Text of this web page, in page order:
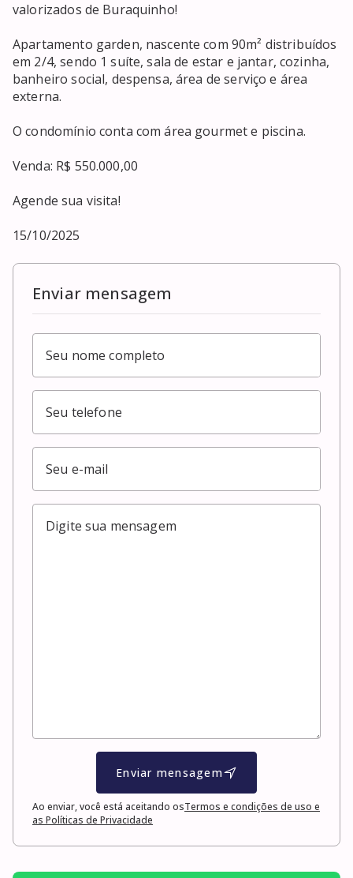
valorizados de Buraquinho!
Apartamento garden, nascente com 90m² distribuídos
em 2/4, sendo 1 suíte, sala de estar e jantar, cozinha,
banheiro social, despensa, área de serviço e área
externa.
O condomínio conta com área gourmet e piscina.
Venda: R$ 550.000,00
Agende sua visita!
15/10/2025
Enviar mensagem
Enviar mensagem
Ao enviar, você está aceitando osTermos e condições de uso e
as Políticas de Privacidade